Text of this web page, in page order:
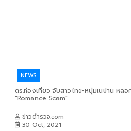
NEWS
ตร.ท่องเที่ยว จับสาวไทย-หนุ่มเนปาน หลอ
"Romance Scam"
ข่าวตำรวจ.com
30 Oct, 2021